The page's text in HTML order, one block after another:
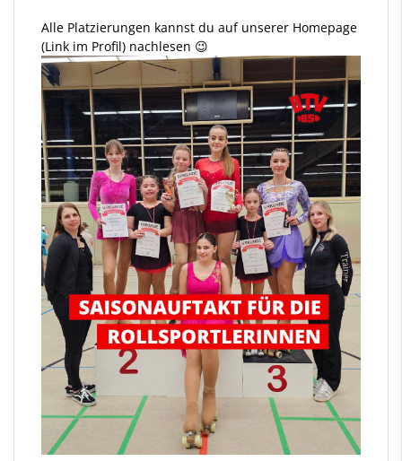
Alle Platzierungen kannst du auf unserer Homepage
(Link im Profil) nachlesen 😉